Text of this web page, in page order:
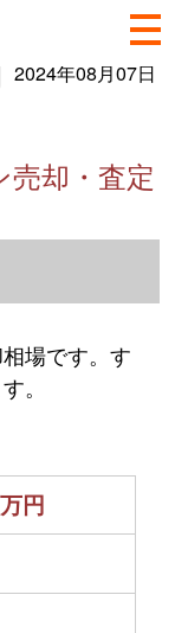
2024年08月07日
却・査定
報（2023
場です。す
。
円